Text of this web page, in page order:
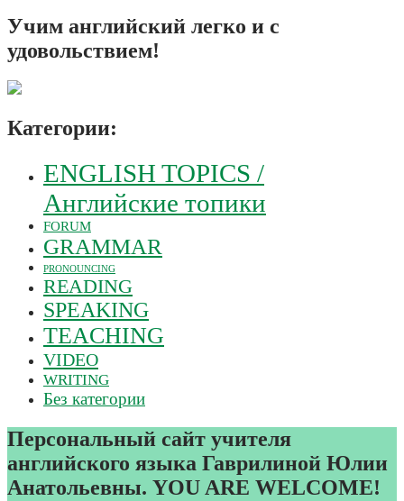
Учим английский легко и с
удовольствием!
Категории:
ENGLISH TOPICS /
Английские топики
FORUM
GRAMMAR
PRONOUNCING
READING
SPEAKING
TEACHING
VIDEO
WRITING
Без категории
Персональный сайт учителя
английского языка Гаврилиной Юлии
Анатольевны. YOU ARE WELCOME!